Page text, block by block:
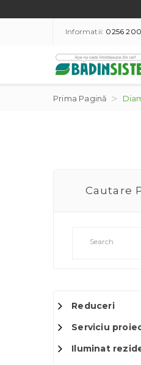
Informatii: 0256
Prima Pagină
Cautare
Reduceri
Serviciu
Iluminat